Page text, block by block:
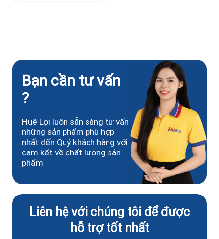
Bạn cần tư vấn
?
Huê Lợi luôn sẵn sàng tư vấn
những sản phẩm phù hợp
nhất đến Quý khách hàng với
cam kết về chất lượng sản
phẩm.
Liên hệ với chúng tôi để được
hỗ trợ tốt nhất